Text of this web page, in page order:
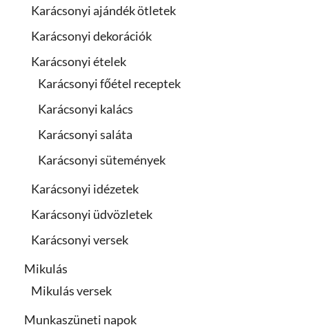
Karácsonyi ajándék ötletek
Karácsonyi dekorációk
Karácsonyi ételek
Karácsonyi főétel receptek
Karácsonyi kalács
Karácsonyi saláta
Karácsonyi sütemények
Karácsonyi idézetek
Karácsonyi üdvözletek
Karácsonyi versek
Mikulás
Mikulás versek
Munkaszüneti napok